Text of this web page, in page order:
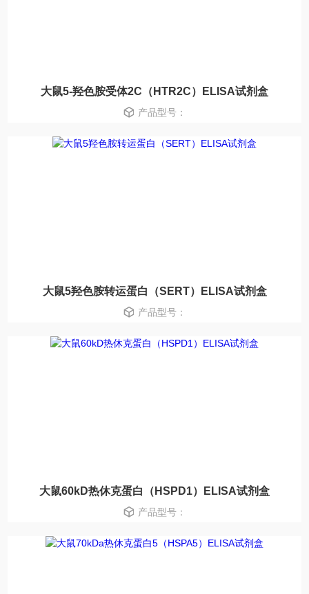
大鼠5-羟色胺受体2C（HTR2C）ELISA试剂盒
产品型号：
大鼠5羟色胺转运蛋白（SERT）ELISA试剂盒
产品型号：
大鼠60kD热休克蛋白（HSPD1）ELISA试剂盒
产品型号：